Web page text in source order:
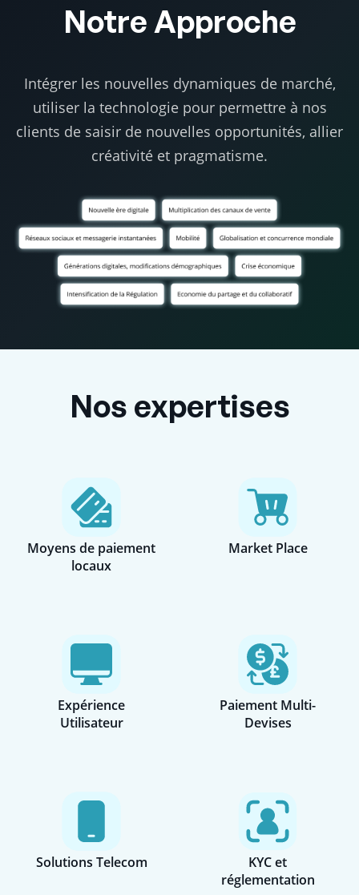
Notre Approche
Intégrer les nouvelles dynamiques de marché,
utiliser la technologie pour permettre à nos
clients de saisir de nouvelles opportunités, allier
créativité et pragmatisme.
Nos expertises
Moyens de paiement
locaux
Market Place
Expérience
Utilisateur
Paiement Multi-
Devises
Solutions Telecom
KYC et
réglementation